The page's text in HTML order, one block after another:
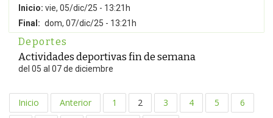
Inicio: vie, 05/dic/25 - 13:21h
Final: dom, 07/dic/25 - 13:21h
Deportes
Actividades deportivas fin de semana
del 05 al 07 de diciembre
Inicio Anterior 1 2 3 4 5
6